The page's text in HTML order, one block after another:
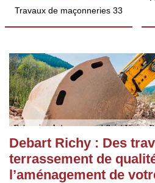
Travaux de maçonneries 33
Debart Richy : Des
terrassement de
l’aménagement de